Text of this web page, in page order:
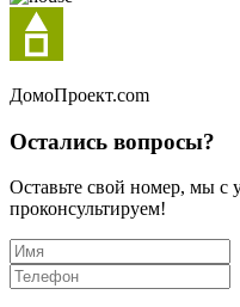
ДомоПроект.com
Остались вопросы?
Оставьте свой номер, мы с
проконсультируем!